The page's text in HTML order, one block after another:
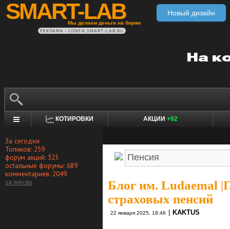
SMART-LAB
Мы делаем деньги на бирже
Новый дизайн
РЕКЛАМА • CONFA.SMART-LAB.RU
КОТИРОВКИ АКЦИИ +92
За сегодня
Топиков: 259
форум акций: 325
остальные форумы: 689
комментариев: 2049
за месяц
Блог им. Ludaemal |
страховых пенсий
22 января 2025, 18:46 KAKTUS